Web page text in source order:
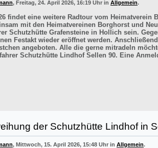
, Freitag, 24. April 2026, 16:19 Uhr in Allgemein.
findet eine weitere Radtour vom Heimatverein
mit den Heimatvereinen Borghorst und
Schutzhütte Grafensteine in Hollich sein.
Festakt wieder eröffnet werden.
angeboten. Alle die gerne mitradeln
Schutzhütte Lindhof Sellen 90. Eine
der Schutzhütte Lindhof in
, Mittwoch, 15. April 2026, 15:48 Uhr in Allgemein.